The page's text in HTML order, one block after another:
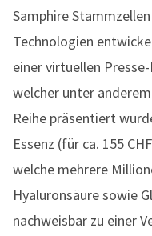
Samphire
Technologien
einer virtuellen
welcher unter
Reihe präsentiert
Essenz (für ca. 155
welche mehrere
Hyaluronsäure sowie
nachweisbar zu einer